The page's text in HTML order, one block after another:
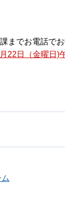
までお電話でお
22日（金曜日)